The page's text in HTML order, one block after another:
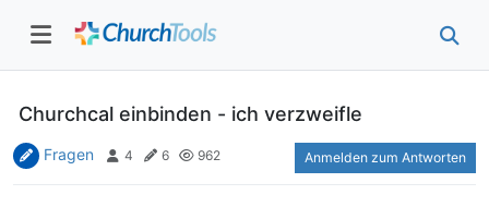
Churchcal einbinden - ich verzweifle
Fragen 4 6 962 Anmelden zum Antworten